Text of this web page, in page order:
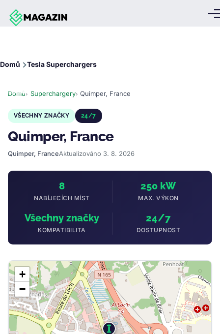
Přejít k hlavnímu obsahu
Domů Tesla Superchargers
Domů Superchargery Quimper, France
VŠECHNY ZNAČKY 24/7
Quimper, France
Quimper, FranceAktualizováno 3. 8. 2026
8
NABÍJECÍCH MÍST
250 kW
MAX. VÝKON
Všechny značky
KOMPATIBILITA
24/7
DOSTUPNOST
+
−